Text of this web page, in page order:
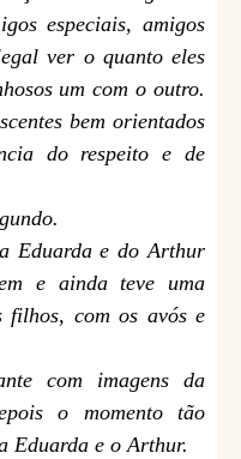
especiais, amigos
ver o quanto eles
um com o outro.
bem orientados
do respeito e de
Eduarda e do Arthur
e ainda teve uma
filhos, com os avós e
com imagens da
o momento tão
Eduarda e o Arthur.